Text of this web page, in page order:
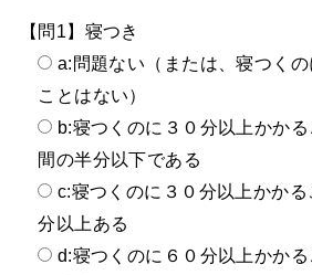
【問1】寝つき
a:問題ない（または、寝つく
ことはない）
b:寝つくのに３０分以上かか
間の半分以下である
c:寝つくのに３０分以上かか
分以上ある
d:寝つくのに６０分以上かか